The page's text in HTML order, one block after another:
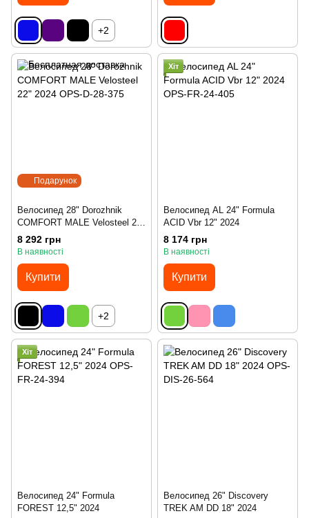
+2
Подарунок
Велосипед 28" Dorozhnik
COMFORT MALE Velosteel 22"
2024
8 292 грн
В наявності
Купити
+2
Хіт
Велосипед AL 24" Formula
ACID Vbr 12" 2024
8 174 грн
В наявності
Купити
Хіт
Велосипед 24" Formula
FOREST 12,5" 2024
Велосипед 26" Discovery
TREK AM DD 18" 2024